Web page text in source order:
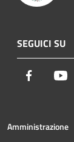
SEGUICI SU
Facebook
Amministrazione